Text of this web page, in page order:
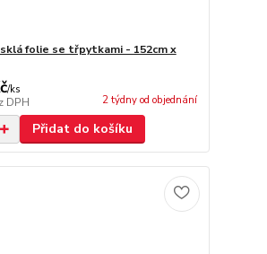
folie se třpytkami - 152cm x
/ks
DPH 2 týdny od objednání
Přidat do košíku